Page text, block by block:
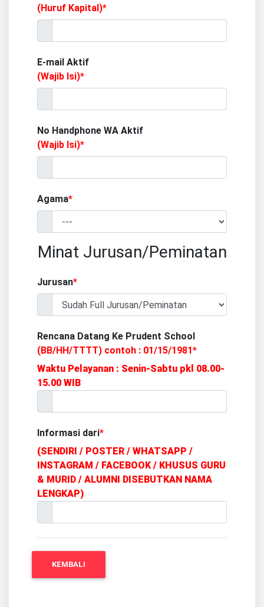
(Huruf Kapital)*
E-mail Aktif
(Wajib Isi)*
No Handphone WA Aktif
(Wajib Isi)*
Agama*
Minat Jurusan/Peminatan
Jurusan*
Rencana Datang Ke Prudent School
(BB/HH/TTTT) contoh : 01/15/1981*
Waktu Pelayanan : Senin-Sabtu pkl 08.00-
15.00 WIB
Informasi dari*
(SENDIRI / POSTER / WHATSAPP /
INSTAGRAM / FACEBOOK / KHUSUS GURU
& MURID / ALUMNI DISEBUTKAN NAMA
LENGKAP)
KEMBALI